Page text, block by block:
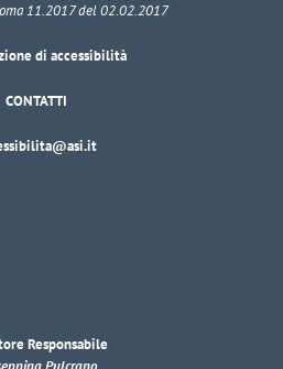
11.2017 del 02.02.2017
di accessibilità
CONTATTI
Responsabile